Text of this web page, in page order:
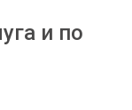
и по